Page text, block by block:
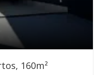
160m²